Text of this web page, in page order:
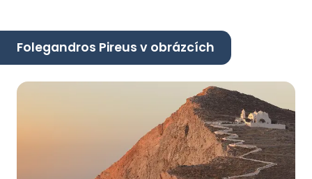
Folegandros Pireus v obrázcích